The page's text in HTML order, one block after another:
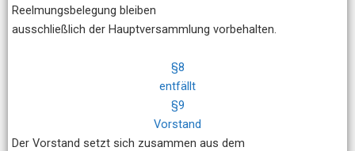
Reelmungsbelegung bleiben
ausschließlich der Hauptversammlung vorbehalten.
§8
entfällt
§9
Vorstand
Der Vorstand setzt sich zusammen aus dem